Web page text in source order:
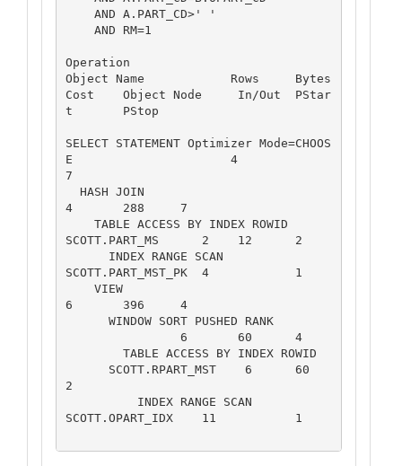
Operation
Object Name	       Rows	Bytes
Cost	Object Node	In/Out	PStar
t	PStop
SELECT STATEMENT Optimizer Mode=CHOOS
E		       4
7
4  	288  	7
SCOTT.PART_MS      2  	12  	2
SCOTT.PART_MST_PK  4  	 	1
6  	396  	4
                6  	60  	4
      SCOTT.RPART_MST    6  	60
2
SCOTT.OPART_IDX    11  	 	1